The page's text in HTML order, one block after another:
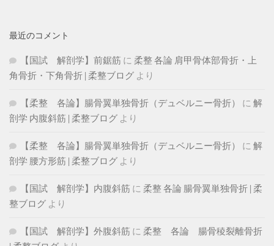
最近のコメント
【国試 解剖学】前鋸筋 に 柔整 各論 肩甲骨体部骨折・上
角骨折・下角骨折 | 柔整ブログ より
【柔整 各論】腸骨翼単独骨折（デュベルニー骨折） に 解
剖学 内腹斜筋 | 柔整ブログ より
【柔整 各論】腸骨翼単独骨折（デュベルニー骨折） に 解
剖学 腰方形筋 | 柔整ブログ より
【国試 解剖学】内腹斜筋 に 柔整 各論 腸骨翼単独骨折 | 柔
整ブログ より
【国試 解剖学】外腹斜筋 に 柔整 各論 腸骨稜裂離骨折